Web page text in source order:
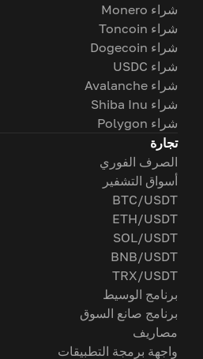
شراء Monero
شراء Toncoin
شراء Dogecoin
شراء USDC
شراء Avalanche
شراء Shiba Inu
شراء Polygon
تجارة
الصرف الفوري
أسواق التشفير
BTC/USDT
ETH/USDT
SOL/USDT
BNB/USDT
TRX/USDT
برنامج الوسيط
برنامج صانع السوق
مصاريف
واجهة برمجة التطبيقات